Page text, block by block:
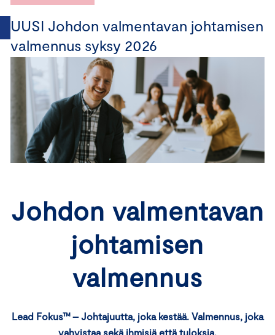
UUSI Johdon valmentavan johtamisen
valmennus syksy 2026
Johdon valmentavan
johtamisen
valmennus
Lead Fokus™ – Johtajuutta, joka kestää. Valmennus, joka
vahvistaa sekä ihmisiä että tuloksia.